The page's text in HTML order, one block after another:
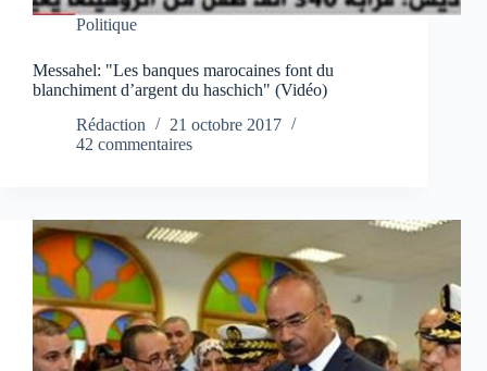
Politique
Messahel: "Les banques marocaines font du
blanchiment d’argent du haschich" (Vidéo)
Rédaction
21 octobre 2017
42 commentaires